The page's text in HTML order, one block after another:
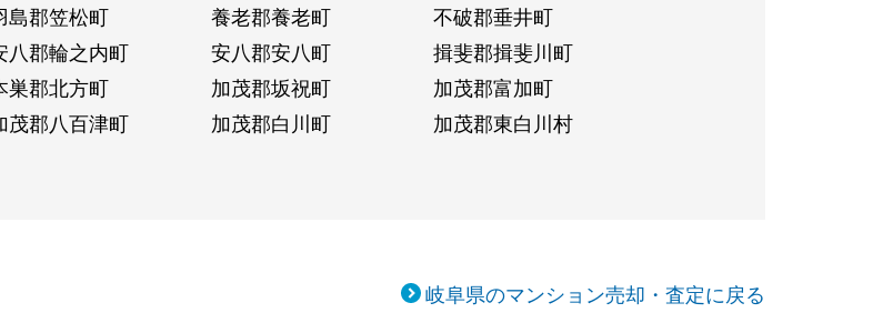
島郡笠松町 養老郡養老町
不破郡垂井町
八郡輪之内町 安八郡安八町
揖斐郡揖斐川町
巣郡北方町 加茂郡坂祝町
加茂郡富加町
茂郡八百津町 加茂郡白川町
加茂郡東白川村
岐阜県のマンション売却・査定に戻る